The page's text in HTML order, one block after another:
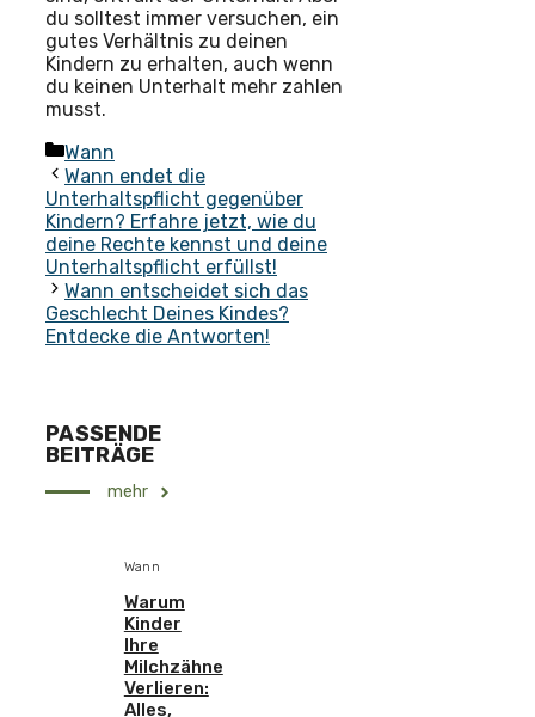
du solltest immer versuchen, ein
gutes Verhältnis zu deinen
Kindern zu erhalten, auch wenn
du keinen Unterhalt mehr zahlen
musst.
Kategorien
Wann
Wann endet die
Unterhaltspflicht gegenüber
Kindern? Erfahre jetzt, wie du
deine Rechte kennst und deine
Unterhaltspflicht erfüllst!
Wann entscheidet sich das
Geschlecht Deines Kindes?
Entdecke die Antworten!
PASSENDE
BEITRÄGE
mehr
Wann
Warum
Kinder
Ihre
Milchzähne
Verlieren:
Alles,